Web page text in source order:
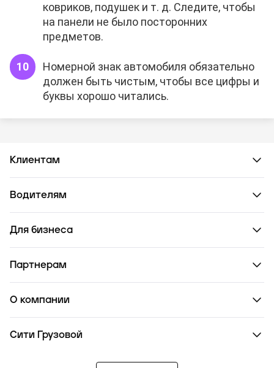
ковриков, подушек и т. д. Следите, чтобы
на панели не было посторонних
предметов.
Номерной знак автомобиля обязательно
должен быть чистым, чтобы все цифры и
буквы хорошо читались.
Клиентам
Водителям
Для бизнеса
Партнерам
О компании
Сити Грузовой